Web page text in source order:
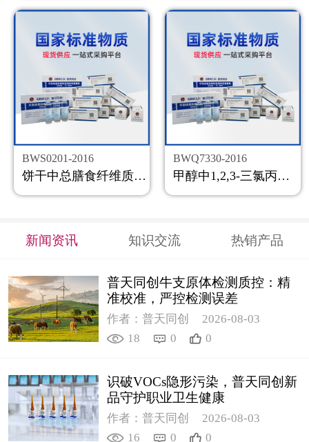
BWS0201-2016
饼干中总膳食纤维质控样品
BWQ7330-2016
甲醇中1,2,3-三氯丙烷溶液标准物质
新闻资讯 知识交流 热销产品
普天同创牛支原体检测质控：精
准校准，严控检测误差
作者：普天同创
2026-08-03
18
0 0
识破VOCs隐形污染，普天同创新
品守护职业卫生健康
作者：普天同创
2026-08-03
16
0 0
返回主页